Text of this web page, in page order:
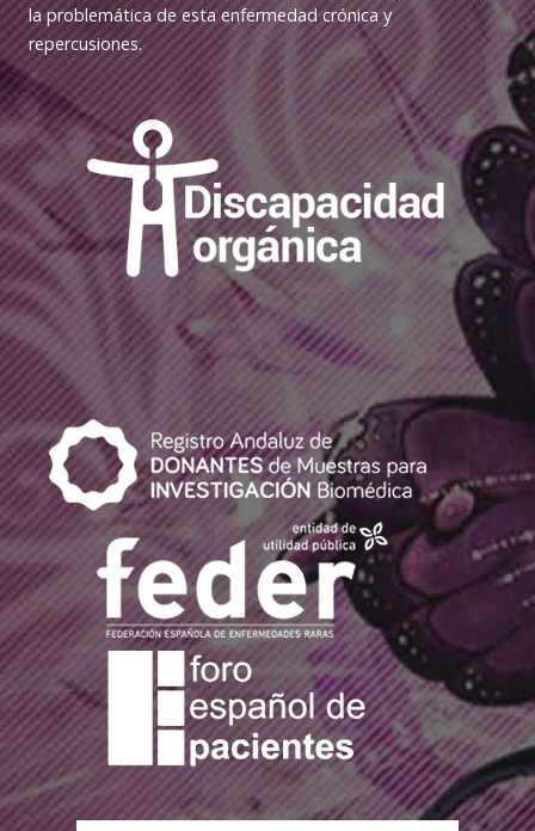
la problemática de esta enfermedad crónica y
repercusiones.